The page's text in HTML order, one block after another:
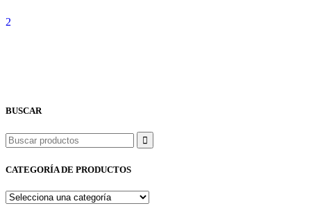
BUSCAR
Buscar
CATEGORÍA DE PRODUCTOS